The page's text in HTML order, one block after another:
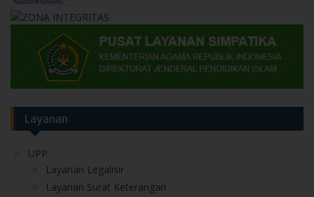
Layanan
UPP
Layanan Legalisir
Layanan Surat Keterangan